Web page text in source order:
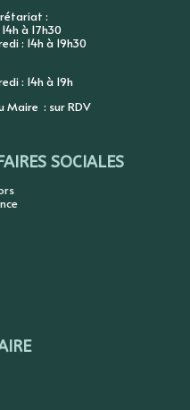
:
à 17h30
: 14h à 19h30
: 14h à 19h
Maire : sur RDV
SOCIALES